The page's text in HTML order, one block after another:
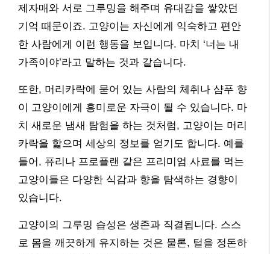
제자매와 서로 그루밍을 해주며 유대감을 쌓았던
기억 때문이죠. 고양이는 자신에게 익숙하고 편안
한 사람에게 이런 행동을 보입니다. 마치 ‘너는 내
가족이야’라고 말하는 것과 같습니다.
또한, 머리카락에 묻어 있는 사람의 체취나 샴푸 향
이 고양이에게 흥미로운 자극이 될 수 있습니다. 마
치 새로운 냄새 탐험을 하는 것처럼, 고양이는 머리
카락을 핥으며 세상의 정보를 얻기도 합니다. 예를
들어, 퓨리나 프로플랜 같은 프리미엄 사료를 먹는
고양이들은 다양한 식감과 향을 탐색하는 경향이
있습니다.
고양이의 그루밍 습성은 생존과 직결됩니다. 스스
로 몸을 깨끗하게 유지하는 것은 물론, 털을 정돈하